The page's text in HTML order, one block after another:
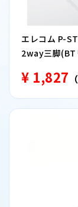
エレコム P-
2way三脚(BT
¥ 1,827